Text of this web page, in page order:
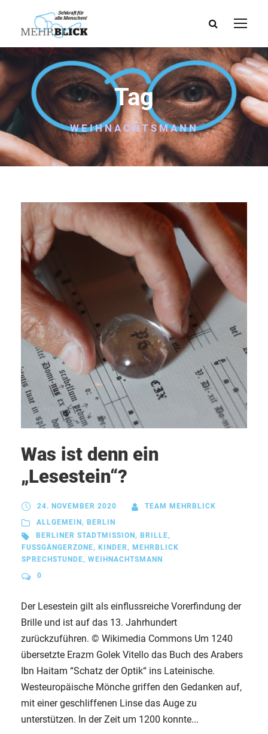
Tag
WEIHNACHTSMANN
Was ist denn ein
„Lesestein“?
24. NOVEMBER 2020
TEAM MEHRBLICK
ALLGEMEIN , BERLIN
BERLINER STADTMISSION , BRILLE,
FUSSGÄNGERZONE
, KINDER, MEHRBLICK
SPRECHSTUNDE, WEIHNACHTSMANN
0
Der Lesestein gilt als einflussreiche Vorerfindung der
Brille und ist auf das 13. Jahrhundert
zurückzuführen. © Wikimedia Commons Um 1240
übersetzte Erazm Golek Vitello das Buch des Arabers
Ibn Haitam “Schatz der Optik“ ins Lateinische.
Westeuropäische Mönche griffen den Gedanken auf,
mit einer geschliffenen Linse das Auge zu
unterstützen. In der Zeit um 1200 konnte...